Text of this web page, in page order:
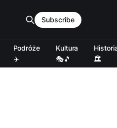
Podróże
✈️
Kultura
🎭🎵
🏛️
Subscribe